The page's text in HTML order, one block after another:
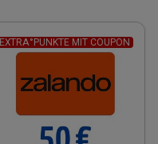
EXTRA°PUNKTE MIT COUPON